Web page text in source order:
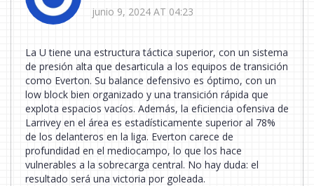
junio 9, 2024 AT 04:23
La U tiene una estructura táctica superior, con un sistema
de presión alta que desarticula a los equipos de transición
como Everton. Su balance defensivo es óptimo, con un
low block bien organizado y una transición rápida que
explota espacios vacíos. Además, la eficiencia ofensiva de
Larrivey en el área es estadísticamente superior al 78%
de los delanteros en la liga. Everton carece de
profundidad en el mediocampo, lo que los hace
vulnerables a la sobrecarga central. No hay duda: el
resultado será una victoria por goleada.